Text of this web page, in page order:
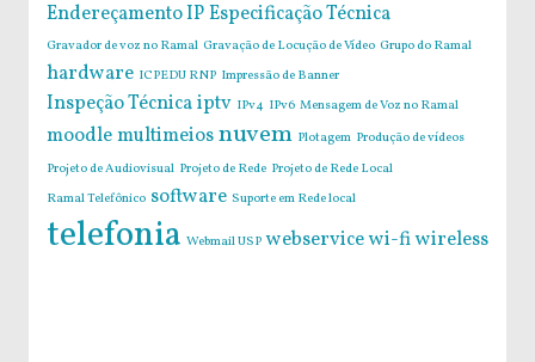
Endereçamento IPEspecificação Técnica
Gravador de voz no Ramal Gravação de Locução de Vídeo Grupo do Ramal
hardware ICPEDU RNP Impressão de Banner
Inspeção Técnicaiptv IPv4 IPv6 Mensagem de Voz no Ramal
moodlemultimeiosnuvem Plotagem Produção de vídeos
Projeto de Audiovisual Projeto de Rede Projeto de Rede Local
Ramal Telefônico software Suporte em Rede local
telefonia Webmail USP webservicewi-fiwireless